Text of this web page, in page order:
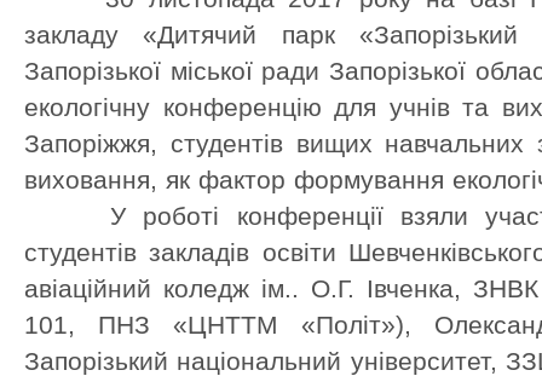
закладу «Дитячий парк «Запорізький
Запорізької міської ради Запорізької
екологічну конференцію для учнів та
Запоріжжя, студентів вищих навчальних
виховання, як фактор формування
У роботі конференції взяли
студентів закладів освіти
авіаційний коледж ім.. О.Г.
101, ПНЗ «ЦНТТМ «Політ»),
Запорізький національний університет,